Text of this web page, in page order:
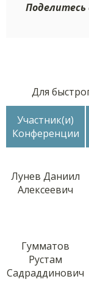
Поделитесь
Для
Участник(и)
Конференции
Лунев Даниил
Алексеевич
Гумматов
Рустам
Садраддинович